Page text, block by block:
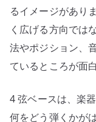
るイメージがあり
く広げる方向では
法やポジション、
ているところが面
4 弦ベースは、楽
何をどう弾くかが